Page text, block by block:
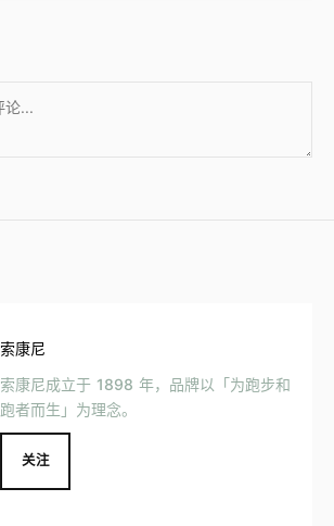
索康尼
索康尼成立于 1898 年，品牌以「为跑步和
跑者而生」为理念。
关注